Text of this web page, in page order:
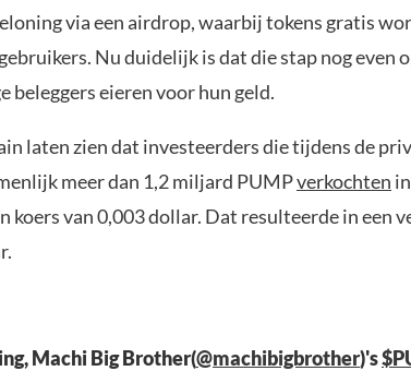
via een airdrop, waarbij tokens gratis
Nu duidelijk is dat die stap nog even
beleggers eieren voor hun geld.
laten zien dat investeerders die tijdens de
meer dan 1,2 miljard PUMPverkochten
koers van 0,003 dollar. Dat resulteerde in een
Machi Big Brother(@machibigbrother)'s